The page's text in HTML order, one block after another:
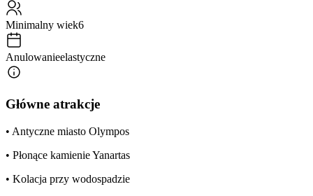
Minimalny wiek6
Anulowanieelastyczne
Główne atrakcje
• Antyczne miasto Olympos
• Płonące kamienie Yanartas
• Kolacja przy wodospadzie